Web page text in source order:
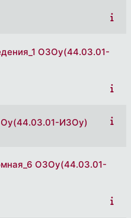
ОЗОу(44.03.01-
ИЗОу)
ОЗОу(44.03.01-